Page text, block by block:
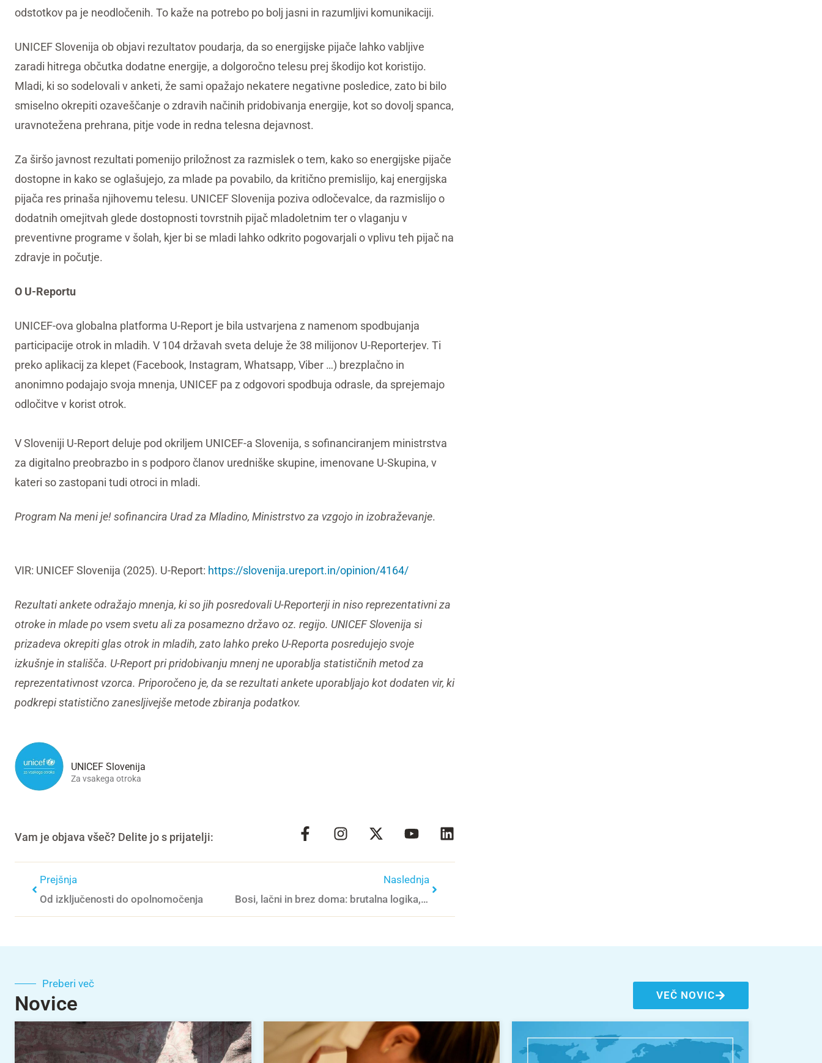
odstotkov pa je neodločenih. To kaže na potrebo po bolj jasni in razumljivi komunikaciji.
UNICEF Slovenija ob objavi rezultatov poudarja, da so energijske pijače lahko vabljive
zaradi hitrega občutka dodatne energije, a dolgoročno telesu prej škodijo kot koristijo.
Mladi, ki so sodelovali v anketi, že sami opažajo nekatere negativne posledice, zato bi bilo
smiselno okrepiti ozaveščanje o zdravih načinih pridobivanja energije, kot so dovolj spanca,
uravnotežena prehrana, pitje vode in redna telesna dejavnost.
Za širšo javnost rezultati pomenijo priložnost za razmislek o tem, kako so energijske pijače
dostopne in kako se oglašujejo, za mlade pa povabilo, da kritično premislijo, kaj energijska
pijača res prinaša njihovemu telesu. UNICEF Slovenija poziva odločevalce, da razmislijo o
dodatnih omejitvah glede dostopnosti tovrstnih pijač mladoletnim ter o vlaganju v
preventivne programe v šolah, kjer bi se mladi lahko odkrito pogovarjali o vplivu teh pijač na
zdravje in počutje.
O U-Reportu
UNICEF-ova globalna platforma U-Report je bila ustvarjena z namenom spodbujanja
participacije otrok in mladih. V 104 državah sveta deluje že 38 milijonov U-Reporterjev. Ti
preko aplikacij za klepet (Facebook, Instagram, Whatsapp, Viber …) brezplačno in
anonimno podajajo svoja mnenja, UNICEF pa z odgovori spodbuja odrasle, da sprejemajo
odločitve v korist otrok.
V Sloveniji U-Report deluje pod okriljem UNICEF-a Slovenija, s sofinanciranjem ministrstva
za digitalno preobrazbo in s podporo članov uredniške skupine, imenovane U-Skupina, v
kateri so zastopani tudi otroci in mladi.
Program Na meni je! sofinancira Urad za Mladino, Ministrstvo za vzgojo in izobraževanje.
VIR: UNICEF Slovenija (2025). U-Report: https://slovenija.ureport.in/opinion/4164/
Rezultati ankete odražajo mnenja, ki so jih posredovali U-Reporterji in niso reprezentativni za
otroke in mlade po vsem svetu ali za posamezno državo oz. regijo. UNICEF Slovenija si
prizadeva okrepiti glas otrok in mladih, zato lahko preko U-Reporta posredujejo svoje
izkušnje in stališča. U-Report pri pridobivanju mnenj ne uporablja statističnih metod za
reprezentativnost vzorca. Priporočeno je, da se rezultati ankete uporabljajo kot dodaten vir, ki
podkrepi statistično zanesljivejše metode zbiranja podatkov.
UNICEF Slovenija
Za vsakega otroka
Vam je objava všeč? Delite jo s prijatelji:
Prejšnja
Od izključenosti do opolnomočenja
Naslednja
Bosi, lačni in brez doma: brutalna logika, ki jo vsiljujejo otrokom v Gazi
Preberi več
Novice VEČ NOVIC